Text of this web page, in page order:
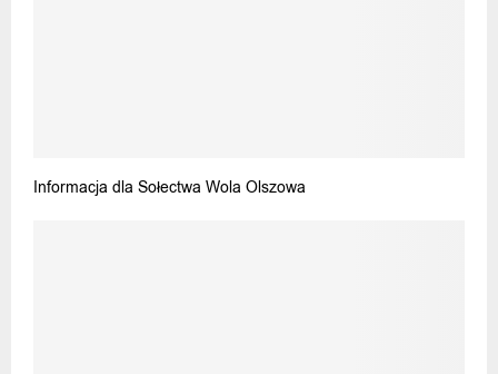
Informacja dla Sołectwa Wola Olszowa